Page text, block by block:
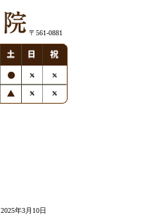
〒561-0881
2025年3月10日